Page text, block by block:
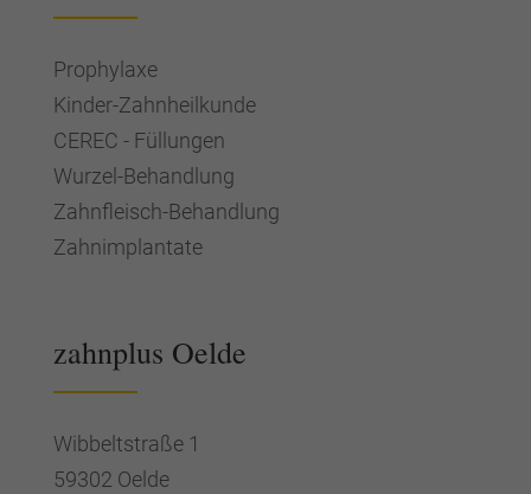
Prophylaxe
Kinder-Zahnheilkunde
CEREC - Füllungen
Wurzel-Behandlung
Zahnfleisch-Behandlung
Zahnimplantate
zahnplus Oelde
Wibbeltstraße 1
59302 Oelde